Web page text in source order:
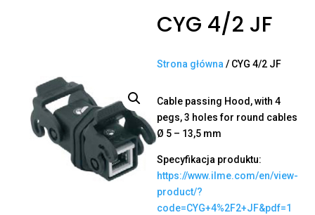
CYG 4/2 JF
Strona główna / CYG 4/2 JF
Cable passing Hood, with 4
pegs, 3 holes for round cables
Ø 5 – 13,5 mm
Specyfikacja produktu:
https://www.ilme.com/en/view-
product/?
code=CYG+4%2F2+JF&pdf=1